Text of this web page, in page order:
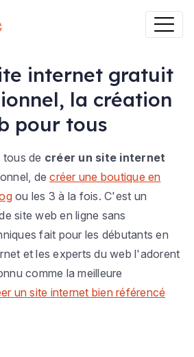
internet gratuit
la création
pour tous
tous de créer un site internet
decréer une boutique en
ou les 3 à la fois. C'est un
site web en ligne sans
fait pour les débutants en
et les experts du web l'adorent
comme la meilleure
un site internet bien référencé